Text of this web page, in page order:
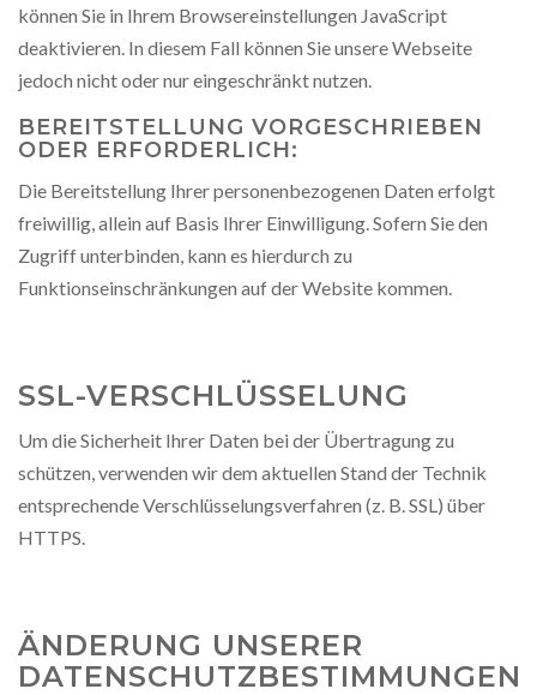
können Sie in Ihrem Browsereinstellungen JavaScript
deaktivieren. In diesem Fall können Sie unsere Webseite
jedoch nicht oder nur eingeschränkt nutzen.
BEREITSTELLUNG VORGESCHRIEBEN
ODER ERFORDERLICH:
Die Bereitstellung Ihrer personenbezogenen Daten erfolgt
freiwillig, allein auf Basis Ihrer Einwilligung. Sofern Sie den
Zugriff unterbinden, kann es hierdurch zu
Funktionseinschränkungen auf der Website kommen.
SSL-VERSCHLÜSSELUNG
Um die Sicherheit Ihrer Daten bei der Übertragung zu
schützen, verwenden wir dem aktuellen Stand der Technik
entsprechende Verschlüsselungsverfahren (z. B. SSL) über
HTTPS.
ÄNDERUNG UNSERER
DATENSCHUTZBESTIMMUNGEN